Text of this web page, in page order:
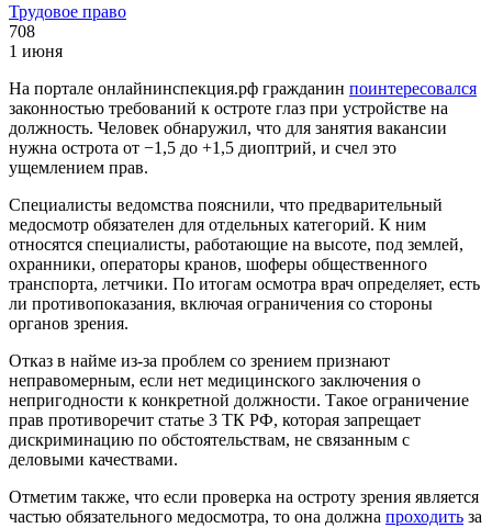
Трудовое право
708
1 июня
На портале онлайнинспекция.рф гражданин поинтересовался
законностью требований к остроте глаз при устройстве на
должность. Человек обнаружил, что для занятия вакансии
нужна острота от −1,5 до +1,5 диоптрий, и счел это
ущемлением прав.
Специалисты ведомства пояснили, что предварительный
медосмотр обязателен для отдельных категорий. К ним
относятся специалисты, работающие на высоте, под землей,
охранники, операторы кранов, шоферы общественного
транспорта, летчики. По итогам осмотра врач определяет, есть
ли противопоказания, включая ограничения со стороны
органов зрения.
Отказ в найме из-за проблем со зрением признают
неправомерным, если нет медицинского заключения о
непригодности к конкретной должности. Такое ограничение
прав противоречит статье 3 ТК РФ, которая запрещает
дискриминацию по обстоятельствам, не связанным с
деловыми качествами.
Отметим также, что если проверка на остроту зрения является
частью обязательного медосмотра, то она должна проходить за